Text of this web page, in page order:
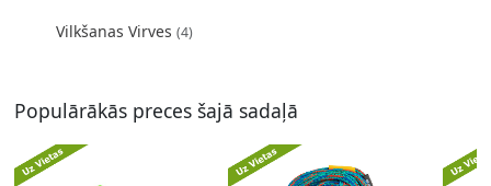
Vilkšanas Virves (4)
Populārākās preces šajā sadaļā